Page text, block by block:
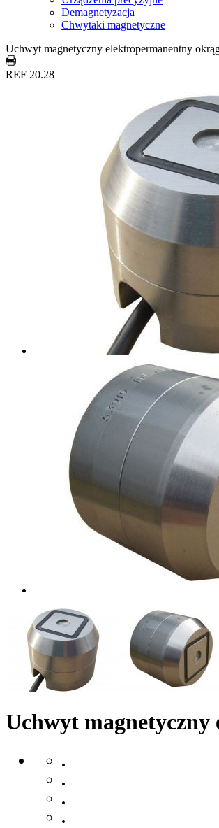
Demagnetyzacja
Chwytaki magnetyczne
Uchwyt magnetyczny elektropermanentny
REF 20.28
Uchwyt
.
.
.
.